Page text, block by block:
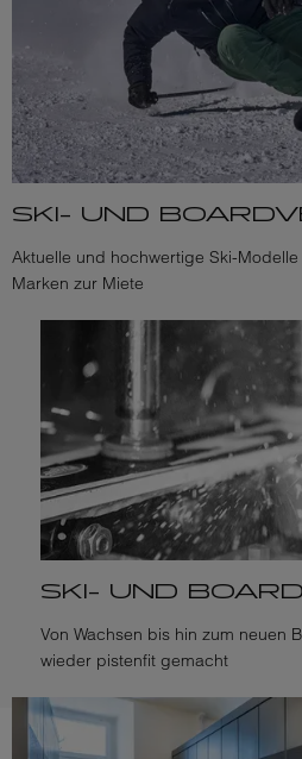
SKI- UND
Aktuelle und hochwertige Ski-
Marken zur Miete
SKI- UND
Von Wachsen bis hin zum neuen
wieder pistenfit gemacht